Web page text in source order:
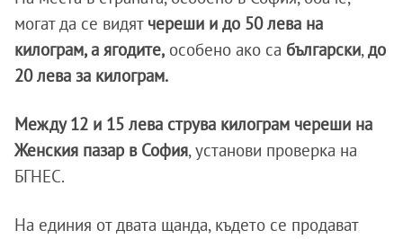
могат да се видят череши и до 50 лева на
килограм, а ягодите, особено ако са български,до
20 лева за килограм.
Между 12 и 15 лева струва килограм череши на
Женския пазар в София, установи проверка на
БГНЕС.
На единия от двата щанда, където се продават